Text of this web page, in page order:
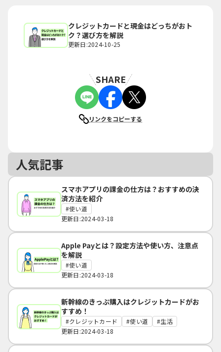
クレジットカードと現金はどっちがおト
ク？選び方を解説
更新日:2024-10-25
SHARE
リンクをコピーする
人気記事
スマホアプリの課金の仕方は？おすすめの決
済方法を紹介
使い道
更新日:2024-03-18
Apple Payとは？設定方法や使い方、注意点
を解説
使い道
更新日:2024-03-18
新幹線のきっぷ購入はクレジットカードがお
すすめ！
クレジットカード 使い道
生活
更新日:2024-03-18